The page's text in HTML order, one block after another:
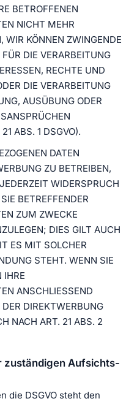
BETROFFENEN
NICHT MEHR
WIR KÖNNEN ZWINGENDE
DIE VERARBEITUNG
RECHTE UND
DIE VERARBEITUNG
AUSÜBUNG ODER
ABS. 1 DSGVO).
DATEN
ZU BETREIBEN,
WIDERSPRUCH
BETREFFENDER
ZUM ZWECKE
DIES GILT AUCH
ES MIT SOLCHER
STEHT. WENN SIE
IHRE
ANSCHLIESSEND
DIREKTWERBUNG
NACH ART. 21 ABS. 2
zuständigen Aufsichts­
die DSGVO steht den